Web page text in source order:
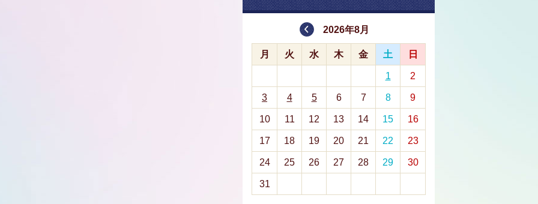
2026年8月
月 火 水 木 金 土 日
1 2
3 4 5 6 7 8 9
10 11 12 13 14 15 16
17 18 19 20 21 22 23
24 25 26 27 28 29 30
31